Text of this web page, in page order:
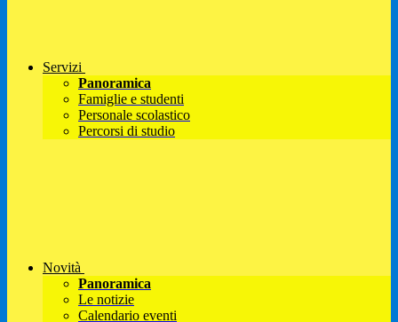
Servizi
Panoramica
Famiglie e studenti
Personale scolastico
Percorsi di studio
Novità
Panoramica
Le notizie
Calendario eventi